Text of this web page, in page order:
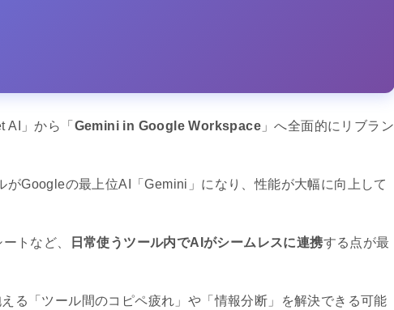
AI」から「 Gemini in Google Workspace 」へ全面的にリブラン
がGoogleの最上位AI「Gemini」になり、性能が大幅に向上して
トなど、 日常使うツール内でAIがシームレスに連携する点が最
る「ツール間のコピペ疲れ」や「情報分断」を解決できる可能